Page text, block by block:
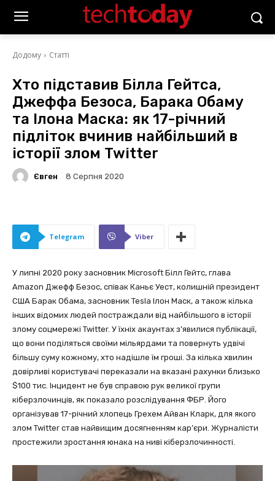
Додому Статті
Хто підставив Білла Гейтса,
Джеффа Безоса, Барака Обаму
та Ілона Маска: як 17-річний
підліток вчинив найбільший в
історії злом Twitter
Євген 8 Серпня 2020
Telegram Viber
У липні 2020 року засновник Microsoft Білл Гейтс, глава
Amazon Джефф Безос, співак Каньє Уест, колишній президент
США Барак Обама, засновник Tesla Ілон Маск, а також кілька
інших відомих людей постраждали від найбільшого в історії
злому соцмережі Twitter. У їхніх акаунтах з’явилися публікації,
що вони поділяться своїми мільярдами та повернуть удвічі
більшу суму кожному, хто надішле їм гроші. За кілька хвилин
довірливі користувачі переказали на вказані рахунки близько
$100 тис. Інцидент не був справою рук великої групи
кіберзлочинців, як показало розслідування ФБР. Його
організував 17-річний хлопець Грехем Айван Кларк, для якого
злом Twitter став найвищим досягненням кар’єри. Журналісти
простежили зростання юнака на ниві кіберзлочинності.